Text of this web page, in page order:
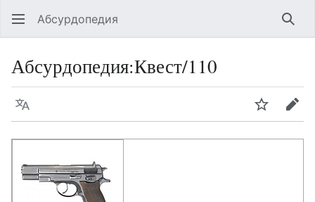
Абсурдопедия
Абсурдопедия:Квест/110
Язык